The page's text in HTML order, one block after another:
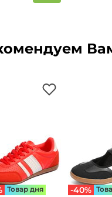
Товар дня -40%